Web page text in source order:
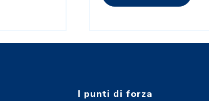
I punti di forza